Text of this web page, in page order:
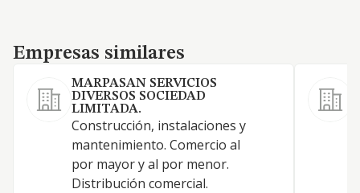
Empresas similares
Empresas similares
MARPASAN SERVICIOS
DIVERSOS SOCIEDAD
LIMITADA.
Construcción, instalaciones y
mantenimiento. Comercio al
por mayor y al por menor.
Distribución comercial.